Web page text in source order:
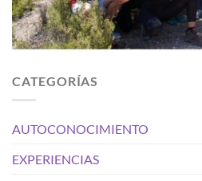
CATEGORÍAS
AUTOCONOCIMIENTO
EXPERIENCIAS